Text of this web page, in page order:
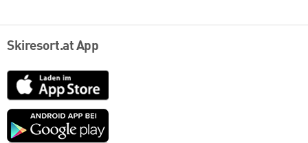
Skiresort.at App
App
Store
Google